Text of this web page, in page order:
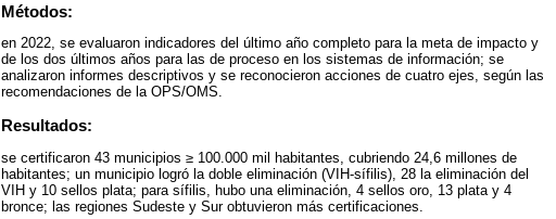
Métodos:
en 2022, se evaluaron indicadores del último año completo para la meta de impacto y
de los dos últimos años para las de proceso en los sistemas de información; se
analizaron informes descriptivos y se reconocieron acciones de cuatro ejes, según las
recomendaciones de la OPS/OMS.
Resultados:
se certificaron 43 municipios ≥ 100.000 mil habitantes, cubriendo 24,6 millones de
habitantes; un municipio logró la doble eliminación (VIH-sífilis), 28 la eliminación del
VIH y 10 sellos plata; para sífilis, hubo una eliminación, 4 sellos oro, 13 plata y 4
bronce; las regiones Sudeste y Sur obtuvieron más certificaciones.